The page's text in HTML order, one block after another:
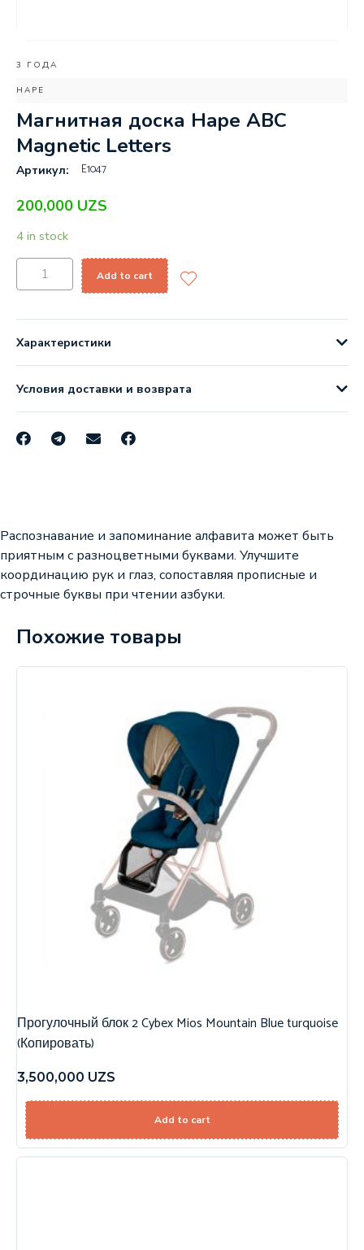
3 ГОДА
HAPE
Магнитная доска Hape ABC
Magnetic Letters
Артикул: E1047
200,000 UZS
4 in stock
Add to cart
Характеристики
Условия доставки и возврата
Распознавание и запоминание алфавита может быть
приятным с разноцветными буквами. Улучшите
координацию рук и глаз, сопоставляя прописные и
строчные буквы при чтении азбуки.
Похожие товары
Прогулочный блок 2 Cybex Mios Mountain Blue turquoise
(Копировать)
3,500,000 UZS
Add to cart